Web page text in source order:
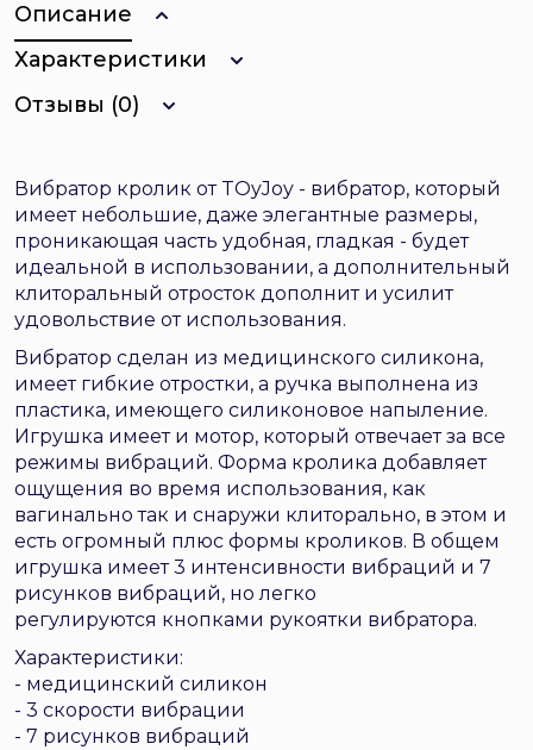
Описание
Характеристики
Отзывы (0)
Вибратор кролик от TOyJoy - вибратор, который
имеет небольшие, даже элегантные размеры,
проникающая часть удобная, гладкая - будет
идеальной в использовании, а дополнительный
клиторальный отросток дополнит и усилит
удовольствие от использования.
Вибратор сделан из медицинского силикона,
имеет гибкие отростки, а ручка выполнена из
пластика, имеющего силиконовое напыление.
Игрушка имеет и мотор, который отвечает за все
режимы вибраций. Форма кролика добавляет
ощущения во время использования, как
вагинально так и снаружи клиторально, в этом и
есть огромный плюс формы кроликов. В общем
игрушка имеет 3 интенсивности вибраций и 7
рисунков вибраций, но легко
регулируются кнопками рукоятки вибратора.
Характеристики:
- медицинский силикон
- 3 скорости вибрации
- 7 рисунков вибраций